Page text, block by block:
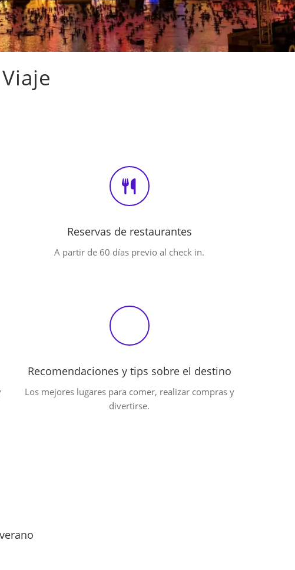
Reservas de restaurantes
A partir de 60 días previo al check in.
Recomendaciones y tips sobre el destino
Los mejores lugares para comer, realizar compras y
divertirse.